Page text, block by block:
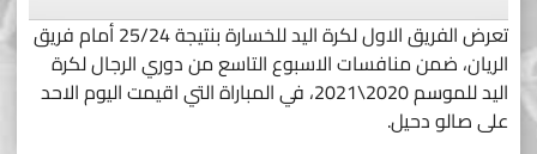
تعرض الفريق الاول لكرة اليد للخسارة بنتيجة 25/24 أمام فريق
الريان، ضمن منافسات الاسبوع التاسع من دوري الرجال لكرة
اليد للموسم 2020\2021، في المباراة التي اقيمت اليوم الاحد
على صالو دحيل.